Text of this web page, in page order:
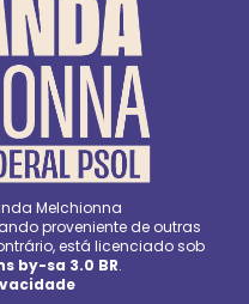
Melchionna
proveniente de outras
está licenciado sob
by-sa 3.0 BR.